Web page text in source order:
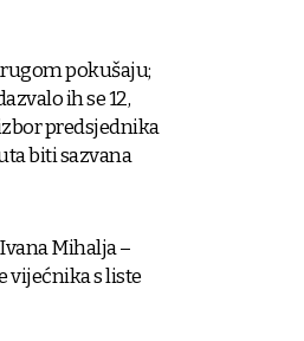
pokušaju;
ih se 12,
predsjednika
biti sazvana
Mihalja –
vijećnika s liste